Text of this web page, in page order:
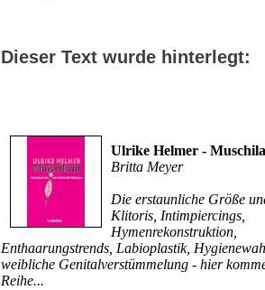
Dieser Text wurde hinterlegt:
Ulrike Helmer -
Britta Meyer
Die erstaunliche Größe
Klitoris, Intimpiercings,
Hymenrekonstruktion,
Enthaarungstrends, Labioplastik,
weibliche Genitalverstümmelung - hier
Reihe...